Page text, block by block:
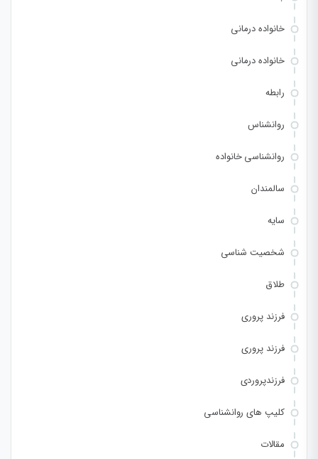
خانواده درمانی
خانواده درمانی
رابطه
روانشناس
روانشناسی خانواده
سالمندان
سایه
شخصیت شناسی
طلاق
فرزند پروری
فرزند پروری
فرزندپروردی
کلیپ های روانشناسی
مقالات